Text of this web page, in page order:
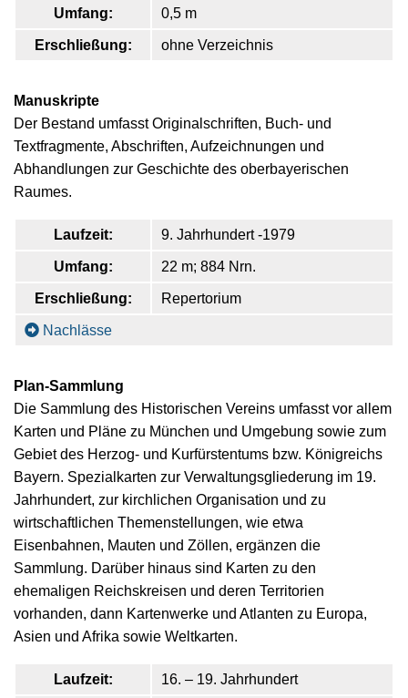
Umfang: 0,5 m
Erschließung: ohne Verzeichnis
Manuskripte
Der Bestand umfasst Originalschriften, Buch- und
Textfragmente, Abschriften, Aufzeichnungen und
Abhandlungen zur Geschichte des oberbayerischen
Raumes.
Laufzeit: 9. Jahrhundert -1979
Umfang: 22 m; 884 Nrn.
Erschließung: Repertorium
Nachlässe
Plan-Sammlung
Die Sammlung des Historischen Vereins umfasst vor allem
Karten und Pläne zu München und Umgebung sowie zum
Gebiet des Herzog- und Kurfürstentums bzw. Königreichs
Bayern. Spezialkarten zur Verwaltungsgliederung im 19.
Jahrhundert, zur kirchlichen Organisation und zu
wirtschaftlichen Themenstellungen, wie etwa
Eisenbahnen, Mauten und Zöllen, ergänzen die
Sammlung. Darüber hinaus sind Karten zu den
ehemaligen Reichskreisen und deren Territorien
vorhanden, dann Kartenwerke und Atlanten zu Europa,
Asien und Afrika sowie Weltkarten.
Laufzeit: 16. – 19. Jahrhundert